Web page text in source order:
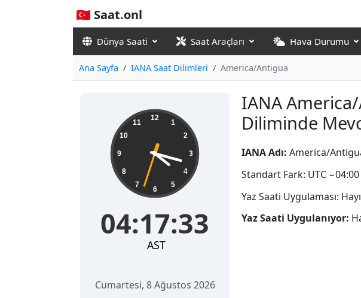
🇹🇷 Saat.onl
Dünya Saati Saat Araçları Hava Durumu
Ana Sayfa IANA Saat Dilimleri America/Antigua
IANA
Diliminde
04:17:34 12
1
2
3
4
5
6
7
8
9
10
11
04:17:34
AST
Cumartesi, 8 Ağustos 2026
IANA Adı: America/
Standart Fark: UTC −04:00
Yaz Saati Uygulaması:
Yaz Saati Uygulanıyor: